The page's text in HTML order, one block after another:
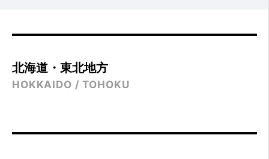
北海道・東北地方
HOKKAIDO / TOHOKU